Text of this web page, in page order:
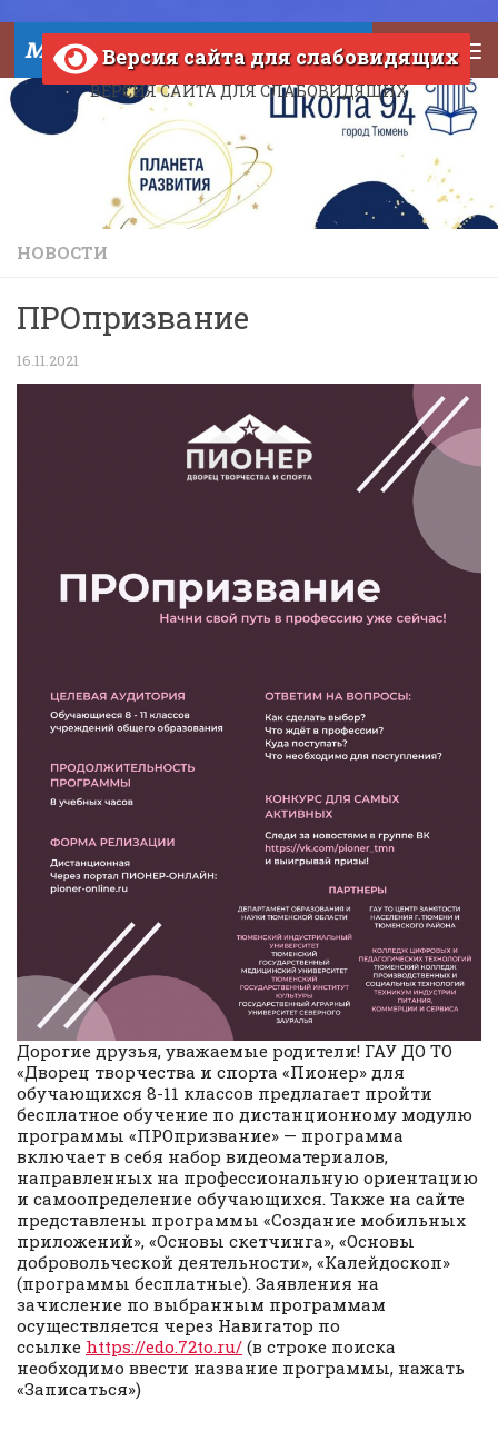
Skip to content
МАОУ СОШ №94 города Тюмени
ВЕРСИЯ САЙТА ДЛЯ СЛАБОВИДЯЩИХ
Версия сайта для слабовидящих
НОВОСТИ
ПРОпризвание
16.11.2021
Дорогие друзья, уважаемые родители! ГАУ ДО ТО
«Дворец творчества и спорта «Пионер» для
обучающихся 8-11 классов предлагает пройти
бесплатное обучение по дистанционному модулю
программы «ПРОпризвание» — программа
включает в себя набор видеоматериалов,
направленных на профессиональную ориентацию
и самоопределение обучающихся. Также на сайте
представлены программы «Создание мобильных
приложений», «Основы скетчинга», «Основы
добровольческой деятельности», «Калейдоскоп»
(программы бесплатные). Заявления на
зачисление по выбранным программам
осуществляется через Навигатор по
ссылке https://edo.72to.ru/ (в строке поиска
необходимо ввести название программы, нажать
«Записаться»)